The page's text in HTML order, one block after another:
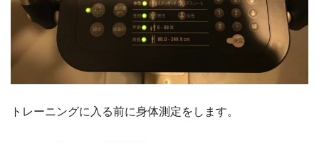
トレーニングに入る前に身体測定をします。